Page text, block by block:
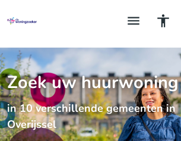
Zoek uw huurwoning
in 10 verschillende gemeenten in
Overijssel